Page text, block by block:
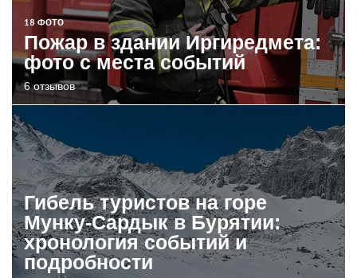
18 ФОТО
Пожар в здании Иргиредмета:
фото с места событий
6 отзывов
Гибель туристов на горе
Мунку-Сардык в Бурятии:
хронология событий и
подробности